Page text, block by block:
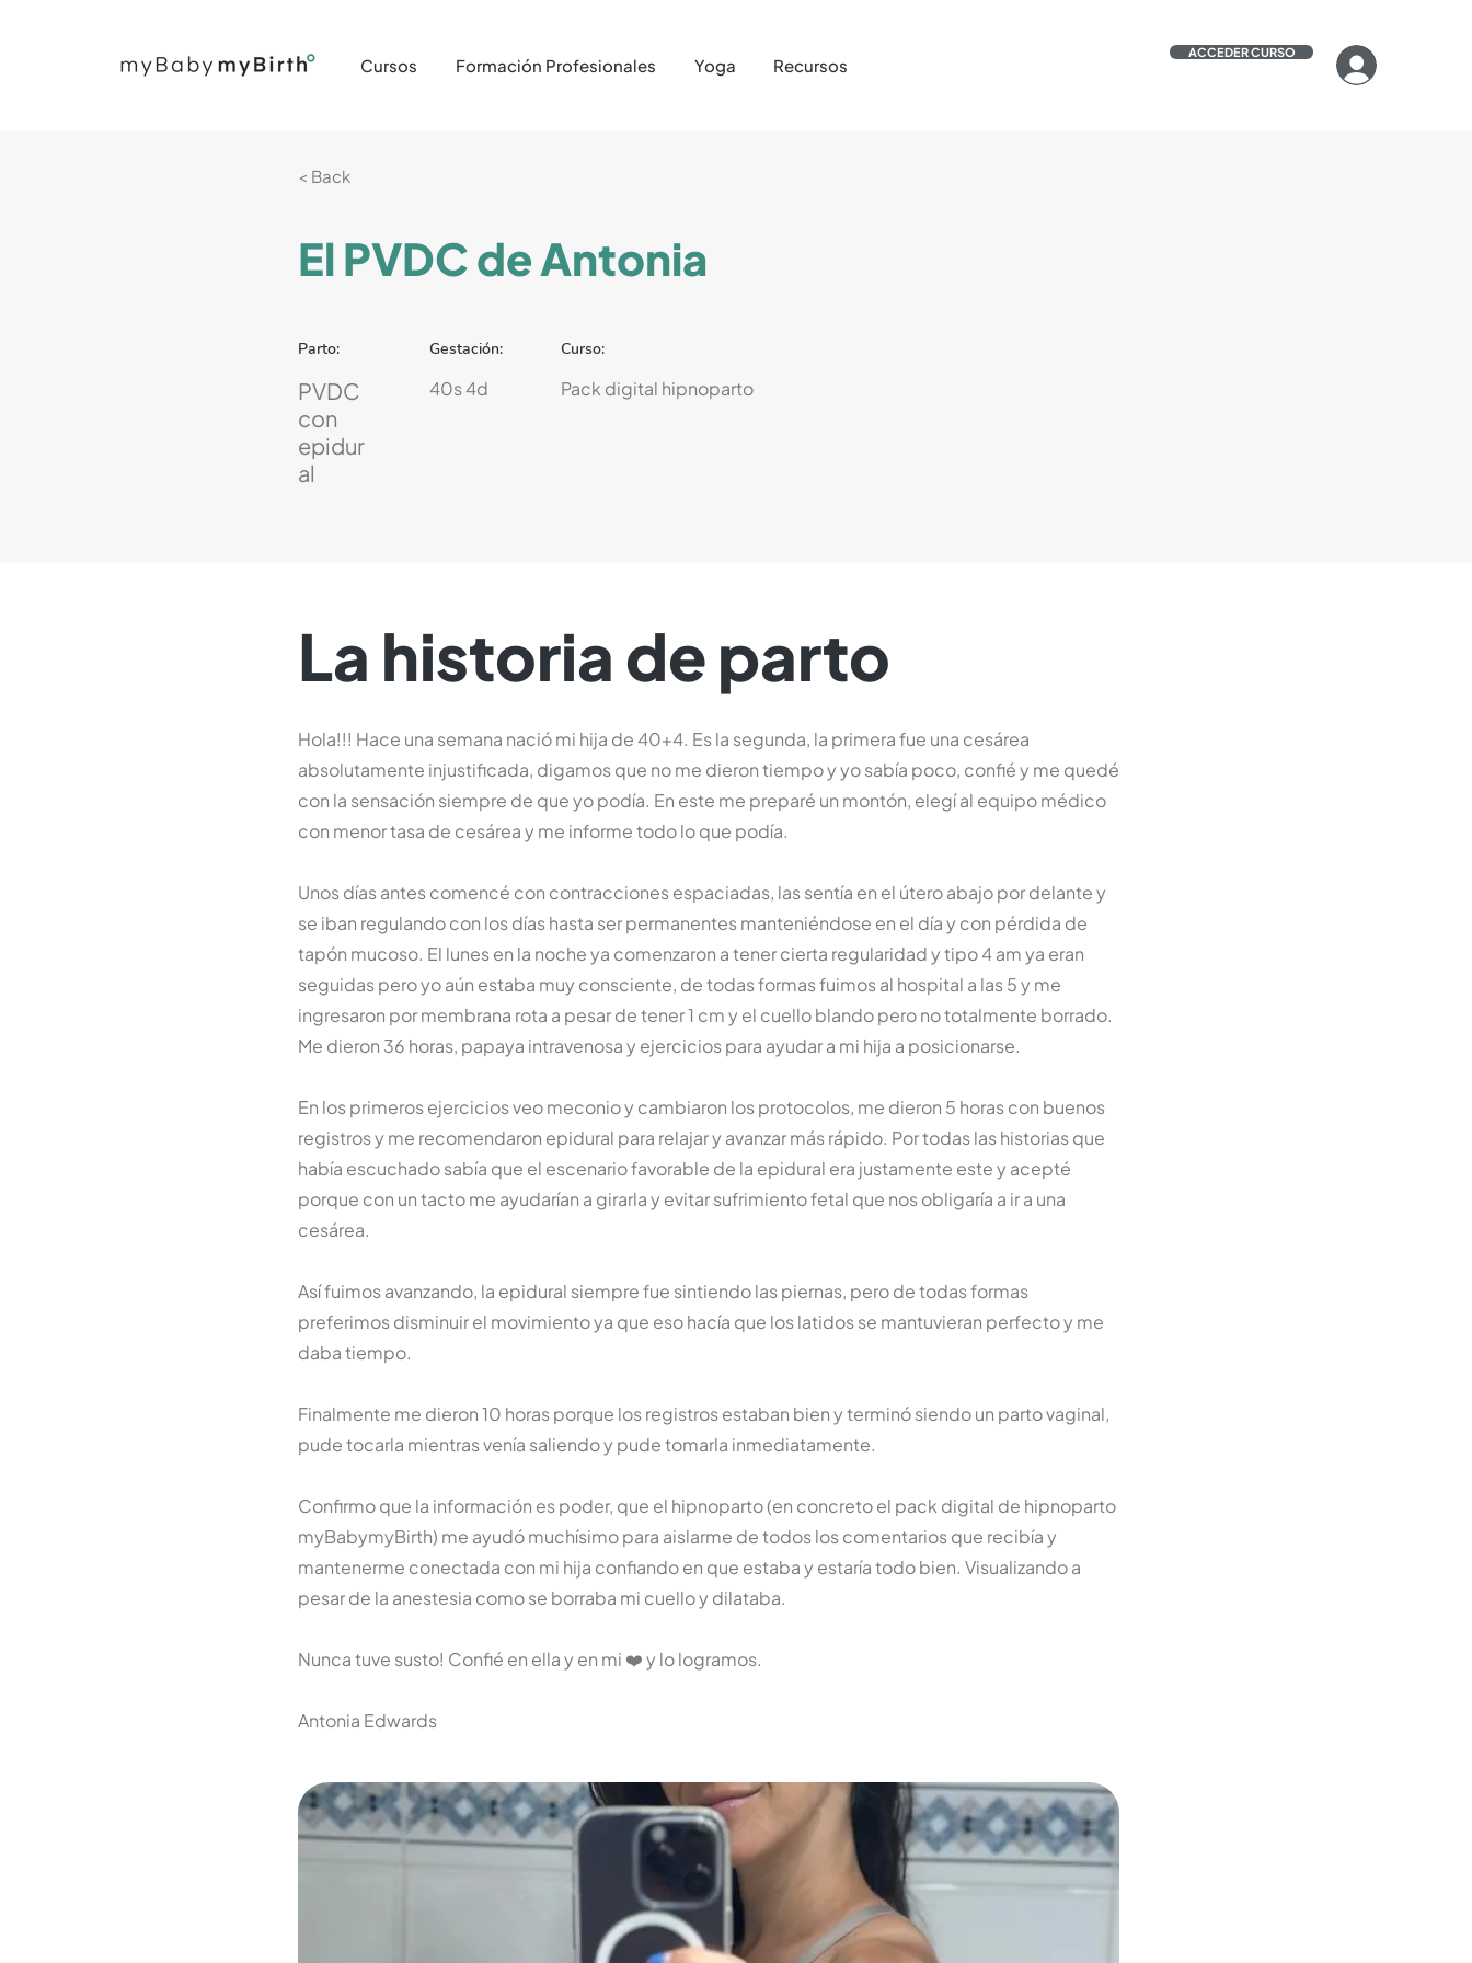
Cursos Formación Profesionales Yoga Recursos
ACCEDER CURSO
< Back
El PVDC de Antonia
Parto:
PVDC
con
epidur
al
Gestación:
40s 4d
Curso:
Pack digital hipnoparto
La historia de parto
Hola!!! Hace una semana nació mi hija de 40+4. Es la segunda, la primera fue una cesárea
absolutamente injustificada, digamos que no me dieron tiempo y yo sabía poco, confié y me quedé
con la sensación siempre de que yo podía. En este me preparé un montón, elegí al equipo médico
con menor tasa de cesárea y me informe todo lo que podía.
Unos días antes comencé con contracciones espaciadas, las sentía en el útero abajo por delante y
se iban regulando con los días hasta ser permanentes manteniéndose en el día y con pérdida de
tapón mucoso. El lunes en la noche ya comenzaron a tener cierta regularidad y tipo 4 am ya eran
seguidas pero yo aún estaba muy consciente, de todas formas fuimos al hospital a las 5 y me
ingresaron por membrana rota a pesar de tener 1 cm y el cuello blando pero no totalmente borrado.
Me dieron 36 horas, papaya intravenosa y ejercicios para ayudar a mi hija a posicionarse.
En los primeros ejercicios veo meconio y cambiaron los protocolos, me dieron 5 horas con buenos
registros y me recomendaron epidural para relajar y avanzar más rápido. Por todas las historias que
había escuchado sabía que el escenario favorable de la epidural era justamente este y acepté
porque con un tacto me ayudarían a girarla y evitar sufrimiento fetal que nos obligaría a ir a una
cesárea.
Así fuimos avanzando, la epidural siempre fue sintiendo las piernas, pero de todas formas
preferimos disminuir el movimiento ya que eso hacía que los latidos se mantuvieran perfecto y me
daba tiempo.
Finalmente me dieron 10 horas porque los registros estaban bien y terminó siendo un parto vaginal,
pude tocarla mientras venía saliendo y pude tomarla inmediatamente.
Confirmo que la información es poder, que el hipnoparto (en concreto el pack digital de hipnoparto
myBabymyBirth) me ayudó muchísimo para aislarme de todos los comentarios que recibía y
mantenerme conectada con mi hija confiando en que estaba y estaría todo bien. Visualizando a
pesar de la anestesia como se borraba mi cuello y dilataba.
Nunca tuve susto! Confié en ella y en mi ❤️ y lo logramos.
Antonia Edwards